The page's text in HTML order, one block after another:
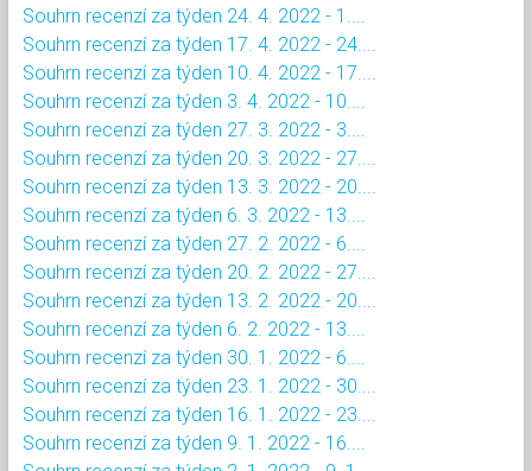
Souhrn recenzí za týden 24. 4. 2022 - 1....
Souhrn recenzí za týden 17. 4. 2022 - 24....
Souhrn recenzí za týden 10. 4. 2022 - 17....
Souhrn recenzí za týden 3. 4. 2022 - 10....
Souhrn recenzí za týden 27. 3. 2022 - 3....
Souhrn recenzí za týden 20. 3. 2022 - 27....
Souhrn recenzí za týden 13. 3. 2022 - 20....
Souhrn recenzí za týden 6. 3. 2022 - 13....
Souhrn recenzí za týden 27. 2. 2022 - 6....
Souhrn recenzí za týden 20. 2. 2022 - 27....
Souhrn recenzí za týden 13. 2. 2022 - 20....
Souhrn recenzí za týden 6. 2. 2022 - 13....
Souhrn recenzí za týden 30. 1. 2022 - 6....
Souhrn recenzí za týden 23. 1. 2022 - 30....
Souhrn recenzí za týden 16. 1. 2022 - 23....
Souhrn recenzí za týden 9. 1. 2022 - 16....